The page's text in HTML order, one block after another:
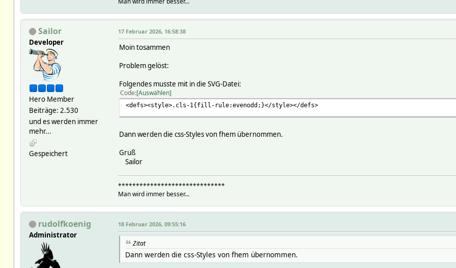
Sailor
Developer
Hero Member
Beiträge: 2.530
und es werden immer
mehr...
Gespeichert
17 Februar 2026, 16:58:38
Moin tosammen
Problem gelöst:
Folgendes musste mit in die SVG-Datei:
Code Auswählen
<defs><style>.cls-1{fill-rule:evenodd;}</style></defs>
Dann werden die css-Styles von fhem übernommen.
Gruß
Sailor
******************************
Man wird immer besser...
rudolfkoenig
Administrator
18 Februar 2026, 09:55:16
Zitat
Dann werden die css-Styles von fhem übernommen.